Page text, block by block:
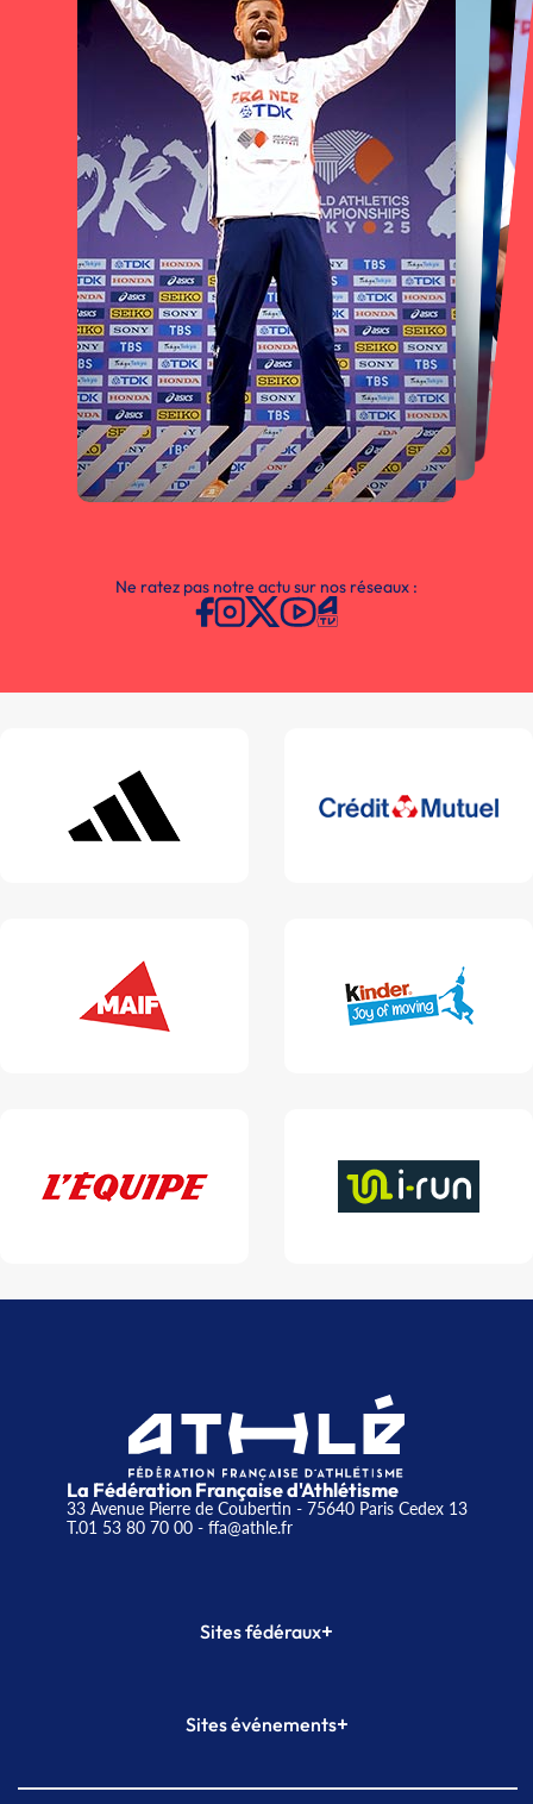
Ne ratez pas notre actu sur nos réseaux :
La Fédération Française d'Athlétisme
33 Avenue Pierre de Coubertin - 75640 Paris Cedex 13
T.01 53 80 70 00- ffa@athle.fr
Sites fédéraux+
Plateforme Formation
Sites événements+
Meeting de Paris indoor